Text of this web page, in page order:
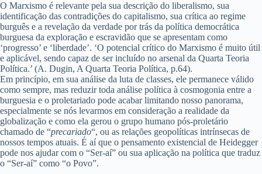
O Marxismo é relevante pela sua descrição do liberalismo, sua
identificação das contradições do capitalismo, sua crítica ao regime
burguês e a revelação da verdade por trás da política democrática
burguesa da exploração e escravidão que se apresentam como
‘progresso’ e ‘liberdade’. ‘O potencial crítico do Marxismo é muito útil
e aplicável, sendo capaz de ser incluído no arsenal da Quarta Teoria
Política.’ (A. Dugin, A Quarta Teoria Política, p.64).
Em princípio, em sua análise da luta de classes, ele permanece válido
como sempre, mas reduzir toda análise política à cosmogonia entre a
burguesia e o proletariado pode acabar limitando nosso panorama,
especialmente se nós levarmos em consideração a realidade da
globalização e como ela gerou o grupo humano pós-proletário
chamado de “precariado“, ou as relações geopolíticas intrínsecas de
nossos tempos atuais. É aí que o pensamento existencial de Heidegger
pode nos ajudar com o “Ser-aí” ou sua aplicação na política que traduz
o “Ser-aí” como “o Povo”.